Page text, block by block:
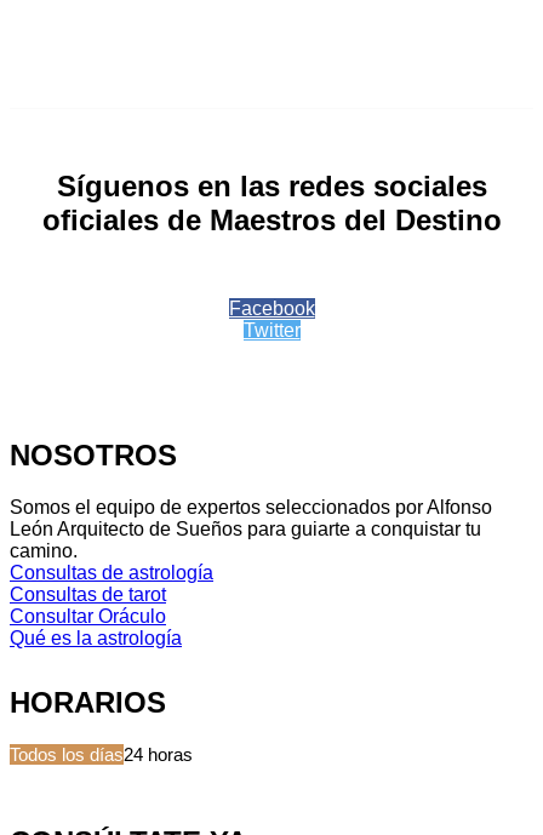
Síguenos en las redes sociales
oficiales de Maestros del Destino
Facebook
Twitter
NOSOTROS
Somos el equipo de expertos seleccionados por Alfonso
León Arquitecto de Sueños para guiarte a conquistar tu
camino.
Consultas de astrología
Consultas de tarot
Consultar Oráculo
Qué es la astrología
HORARIOS
Todos los días24 horas